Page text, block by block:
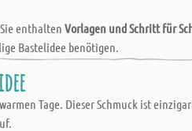
enthalten Vorlagen und Schritt für
Bastelidee benötigen.
Tage. Dieser Schmuck ist